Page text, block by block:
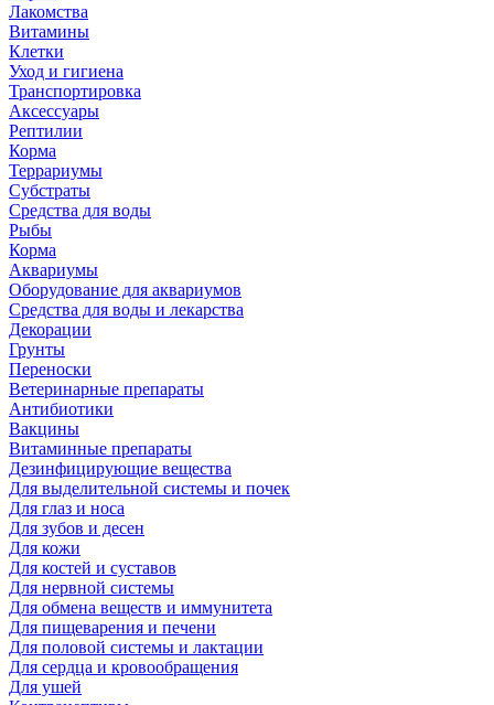
Лакомства
Витамины
Клетки
Уход и гигиена
Транспортировка
Аксессуары
Рептилии
Корма
Террариумы
Субстраты
Средства для воды
Рыбы
Корма
Аквариумы
Оборудование для аквариумов
Средства для воды и лекарства
Декорации
Грунты
Переноски
Ветеринарные препараты
Антибиотики
Вакцины
Витаминные препараты
Дезинфицирующие вещества
Для выделительной системы и почек
Для глаз и носа
Для зубов и десен
Для кожи
Для костей и суставов
Для нервной системы
Для обмена веществ и иммунитета
Для пищеварения и печени
Для половой системы и лактации
Для сердца и кровообращения
Для ушей